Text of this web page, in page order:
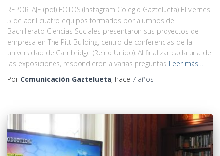
REPORTAJE (pdf) FOTOS (Instagram Colegio Gaztelueta) El viernes
5 de abril cuatro equipos formados por alumnos de
Bachillerato Ciencias Sociales presentaron sus proyectos de
empresa en The Pitt Building, centro de conferencias de la
universidad de Cambridge (Reino Unido). Al finalizar cada una de
las exposiciones, respondieron a varias preguntas Leer más…
Por Comunicación Gaztelueta, hace 7 años